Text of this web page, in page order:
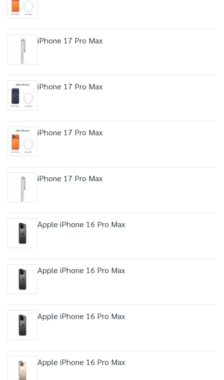
iPhone 17 Pro Max
iPhone 17 Pro Max
iPhone 17 Pro Max
iPhone 17 Pro Max
Apple iPhone 16 Pro Max
Apple iPhone 16 Pro Max
Apple iPhone 16 Pro Max
Apple iPhone 16 Pro Max